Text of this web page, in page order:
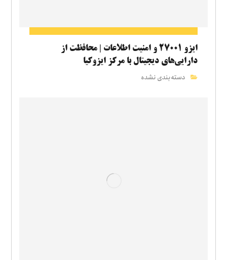
ایزو ۲۷۰۰۱ و امنیت اطلاعات | محافظت از
دارایی‌های دیجیتال با مرکز ایزوکیا
دسته‌بندی نشده